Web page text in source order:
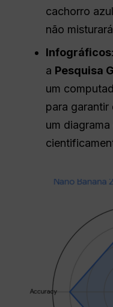
cachorro
não
Infográficos
a Pesquisa
um
para
um